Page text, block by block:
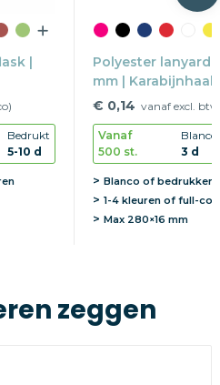
|
Bedrukt
5-10 d
Polyester lanyard
mm | Karabijnhaak
€ 0,14 vanaf excl.
Vanaf
500 st.
Blanco
3 d
Blanco of bedrukken
1-4 kleuren of full-
Max 280×16 mm
zeggen